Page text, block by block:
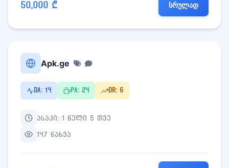
50,000 ₾ სრულად
Apk.ge
DA: 14 PA: 24 DR: 6
ასაკი: 1 წელი 5 თვე
147 ნახვა